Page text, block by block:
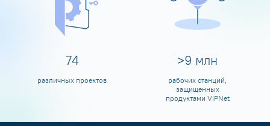
80
различных проектов
>10 млн
рабочих станций,
защищенных
продуктами ViPNet